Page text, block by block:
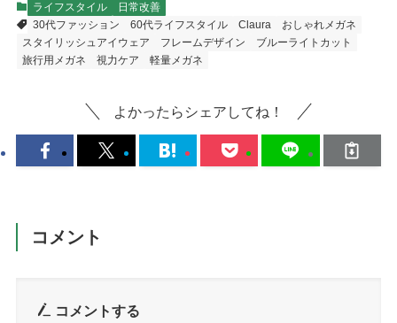
ライフスタイル
日常改善
30代ファッション
60代ライフスタイル Claura
おしゃれメガネ
スタイリッシュアイウェア
フレームデザイン
ブルーライトカット
旅行用メガネ
視力ケア 軽量メガネ
よかったらシェアしてね！
コメント
コメントする